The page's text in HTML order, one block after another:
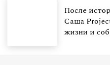
После
Саша
жизни и